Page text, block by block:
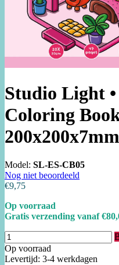
Studio Light •
Coloring
Model: SL-ES-CB05
Nog niet beoordeeld
€9,75
Op voorraad
Gratis verzending vanaf
Op voorraad
Levertijd: 3-4 werkdagen